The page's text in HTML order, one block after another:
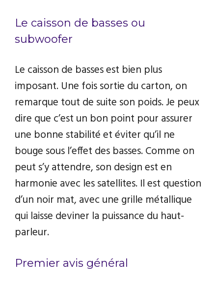
Le caisson de basses ou
subwoofer
Le caisson de basses est bien plus
imposant. Une fois sortie du carton, on
remarque tout de suite son poids. Je peux
dire que c’est un bon point pour assurer
une bonne stabilité et éviter qu’il ne
bouge sous l’effet des basses. Comme on
peut s’y attendre, son design est en
harmonie avec les satellites. Il est question
d’un noir mat, avec une grille métallique
qui laisse deviner la puissance du haut-
parleur.
Premier avis général